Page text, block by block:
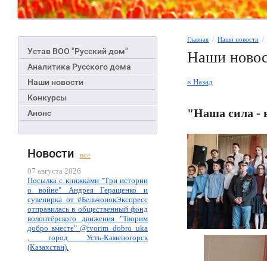
Устав ВОО "Русский дом"
Аналитика Русского дома
Наши новости
Конкурсы
Анонс
Новости
все
07 августа 2026
Посылка с книжками "Три истории
о войне" Андрея Геращенко и
сувенирка от #БельчонокЭкспресс
отправилась в общественный фонд
волонтёрского движения "Творим
добро вместе" @tvorim_dobro_uka
, город Усть-Каменогорск
(Казахстан).
Главная
  /
Наши новости
Наши
« Назад
"Наша сила -